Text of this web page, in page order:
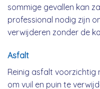
sommige gevallen kan
professional nodig zijn
verwijderen zonder de
Asfalt
Reinig asfalt
om vuil en puin te